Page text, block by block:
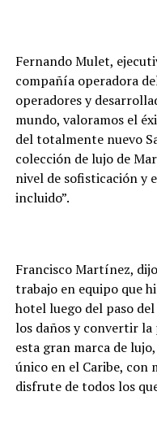
Fernando Mulet,
compañía operadora
operadores y
mundo, valoramos el
del totalmente nuevo
colección de lujo de
nivel de sofisticación y
incluido”.
Francisco Martínez,
trabajo en equipo que
hotel luego del paso
los daños y convertir la
esta gran marca de
único en el Caribe, con
disfrute de todos los